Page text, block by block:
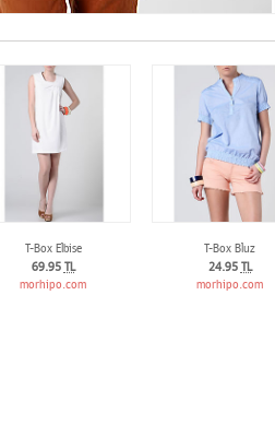
T-Box Elbise
69.95 TL
morhipo.com
T-Box Bluz
24.95 TL
morhipo.com